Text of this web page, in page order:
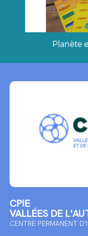
Planète
CPIE
VALLÉES DE
CENTRE PERMANENT